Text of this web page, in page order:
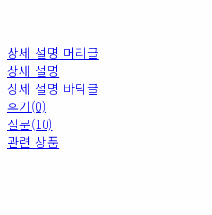
상세 설명 머리글
상세 설명
상세 설명 바닥글
후기(0)
질문(10)
관련 상품